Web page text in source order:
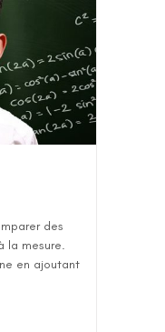
des
la mesure.
en ajoutant